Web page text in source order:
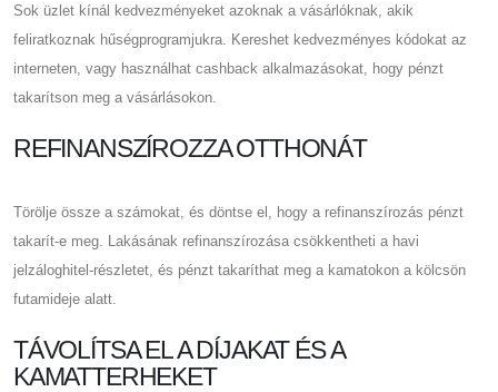
Sok üzlet kínál kedvezményeket azoknak a vásárlóknak, akik
feliratkoznak hűségprogramjukra. Kereshet kedvezményes kódokat az
interneten, vagy használhat cashback alkalmazásokat, hogy pénzt
takarítson meg a vásárlásokon.
REFINANSZÍROZZA OTTHONÁT
Törölje össze a számokat, és döntse el, hogy a refinanszírozás pénzt
takarít-e meg. Lakásának refinanszírozása csökkentheti a havi
jelzáloghitel-részletet, és pénzt takaríthat meg a kamatokon a kölcsön
futamideje alatt.
TÁVOLÍTSA EL A DÍJAKAT ÉS A
KAMATTERHEKET